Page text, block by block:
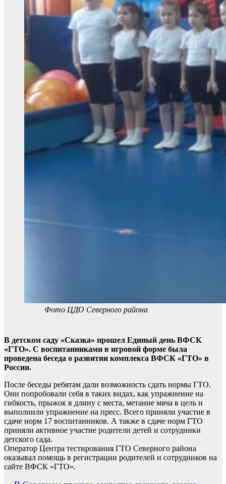
Фото ЦДО Северного района
В детском саду «Сказка» прошел Единый день ВФСК
«ГТО». С воспитанниками в игровой форме была
проведена беседа о развитии комплекса ВФСК «ГТО» в
России.
После беседы ребятам дали возможность сдать нормы ГТО.
Они попробовали себя в таких видах, как упражнение на
гибкость, прыжок в длину с места, метание мяча в цель и
выполнили упражнение на пресс. Всего приняли участие в
сдаче норм 17 воспитанников. А также в сдаче норм ГТО
приняли активное участие родители детей и сотрудники
детского сада.
Оператор Центра тестирования ГТО Северного района
оказывал помощь в регистрации родителей и сотрудников на
сайте ВФСК «ГТО».